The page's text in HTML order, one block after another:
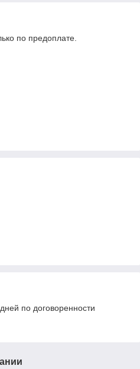
по предоплате.
по договоренности